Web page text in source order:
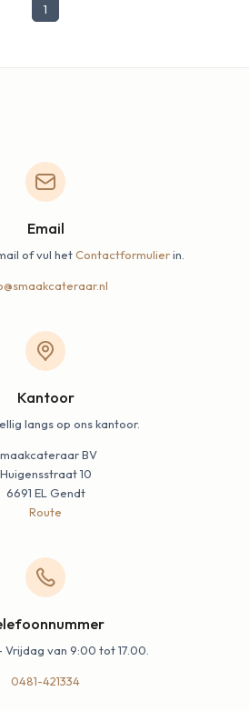
1
Email
of vul hetContactformulierin.
Kantoor
langs op ons kantoor.
BV
Huigensstraat 10
6691 EL Gendt
Route
van 9:00 tot 17.00.
0481-421334